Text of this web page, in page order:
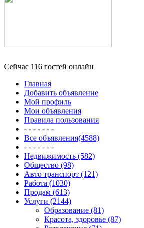
Сейчас 116 гостей онлайн
Главная
Добавить объявление
Мой профиль
Мои объявления
Правила пользования
- - - - - - -
Все объявления(4588)
- - - - - - -
Недвижимость (582)
Общество (98)
Авто транспорт (121)
Работа (1030)
Продам (613)
Услуги (2144)
Образование (81)
Красота, здоровье (87)